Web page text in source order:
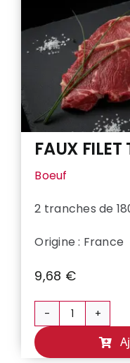
FAUX
Boeuf
2 tranches de
Origine : France
9,68 €
quantité
FAUX